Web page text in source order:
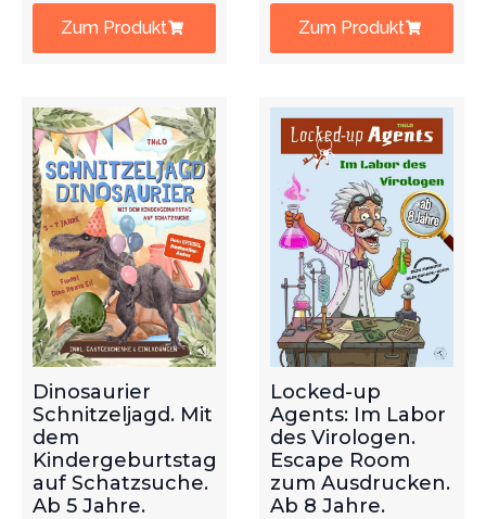
Zum Produkt Zum Produkt
Dinosaurier
Schnitzeljagd. Mit
dem
Kindergeburtstag
auf Schatzsuche.
Ab 5 Jahre.
Locked-up
Agents: Im Labor
des Virologen.
Escape Room
zum Ausdrucken.
Ab 8 Jahre.